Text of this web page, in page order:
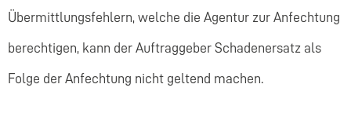
Übermittlungsfehlern, welche die Agentur zur Anfechtung
berechtigen, kann der Auftraggeber Schadenersatz als
Folge der Anfechtung nicht geltend machen.